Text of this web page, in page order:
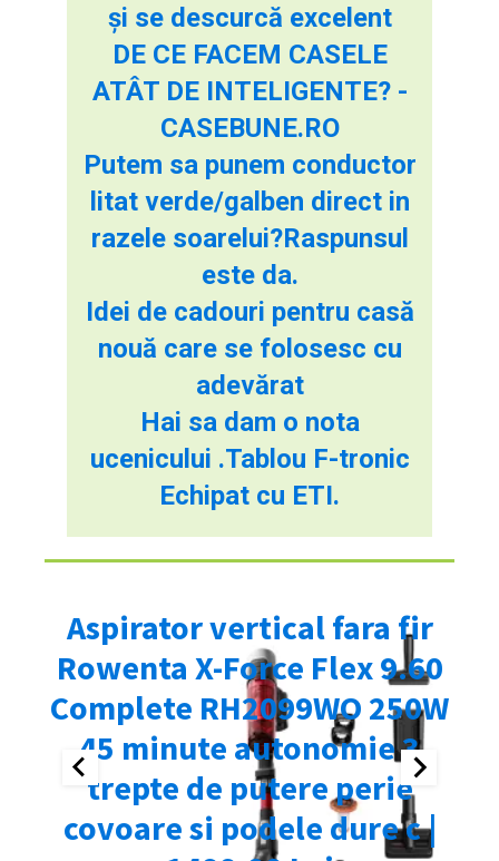
și se descurcă excelent
DE CE FACEM CASELE
ATÂT DE INTELIGENTE? -
CASEBUNE.RO
Putem sa punem conductor
litat verde/galben direct in
razele soarelui?Raspunsul
este da.
Idei de cadouri pentru casă
nouă care se folosesc cu
adevărat
Hai sa dam o nota
ucenicului .Tablou F-tronic
Echipat cu ETI.